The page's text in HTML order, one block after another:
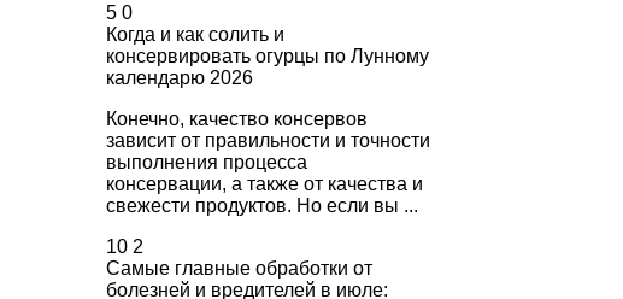
5 0
Когда и как солить и
консервировать огурцы по Лунному
календарю 2026
Конечно, качество консервов
зависит от правильности и точности
выполнения процесса
консервации, а также от качества и
свежести продуктов. Но если вы ...
10 2
Самые главные обработки от
болезней и вредителей в июле: